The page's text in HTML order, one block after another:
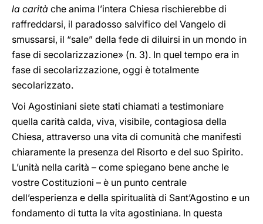
la carità che anima l’intera Chiesa rischierebbe di
raffreddarsi, il paradosso salvifico del Vangelo di
smussarsi, il “sale” della fede di diluirsi in un mondo in
fase di secolarizzazione» (n. 3). In quel tempo era in
fase di secolarizzazione, oggi è totalmente
secolarizzato.
Voi Agostiniani siete stati chiamati a testimoniare
quella carità calda, viva, visibile, contagiosa della
Chiesa, attraverso una vita di comunità che manifesti
chiaramente la presenza del Risorto e del suo Spirito.
L’unità nella carità – come spiegano bene anche le
vostre Costituzioni – è un punto centrale
dell’esperienza e della spiritualità di Sant’Agostino e un
fondamento di tutta la vita agostiniana. In questa